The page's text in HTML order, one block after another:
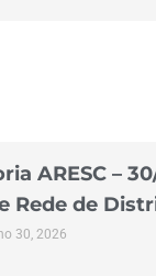
ARESC –
Rede de
do Norte
30, 2026